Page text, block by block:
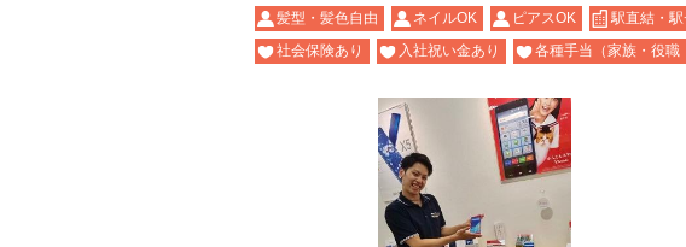
髪型・髪色自由
ネイルOK ピアスOK 駅直結・駅
社会保険あり
入社祝い金あり 各種手当（家族・役職